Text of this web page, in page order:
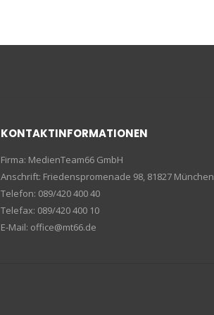
KONTAKTINFORMATIONEN
Firma: MedienTeam66 GmbH
Anschrift: Friedenspromenade 98, 81827 München
Telefon: 089/420 400 40
Telefax: 089/420 400 10
E-Mail: office@mt66.de